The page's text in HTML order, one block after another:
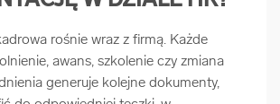
rośnie wraz z firmą. Każde
awans, szkolenie czy zmiana
generuje kolejne dokumenty,